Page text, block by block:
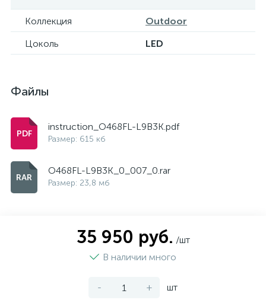
Коллекция
Outdoor
Цоколь
LED
Файлы
instruction_O468FL-L9B3K.pdf
Размер: 615 кб
O468FL-L9B3K_0_007_0.rar
Размер: 23,8 мб
35 950 руб. /шт
В наличии много
- + шт